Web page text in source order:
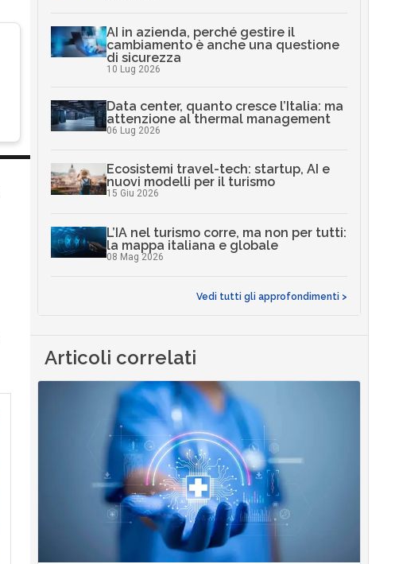
AI in azienda, perché gestire il
cambiamento è anche una questione
di sicurezza
10 Lug 2026
Data center, quanto cresce l’Italia: ma
attenzione al thermal management
06 Lug 2026
Ecosistemi travel-tech: startup, AI e
nuovi modelli per il turismo
15 Giu 2026
L’IA nel turismo corre, ma non per tutti:
la mappa italiana e globale
08 Mag 2026
Vedi tutti gli approfondimenti >
Articoli correlati